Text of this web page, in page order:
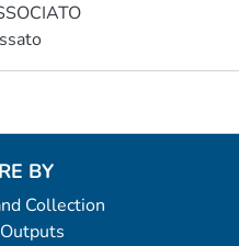
BY
Collection